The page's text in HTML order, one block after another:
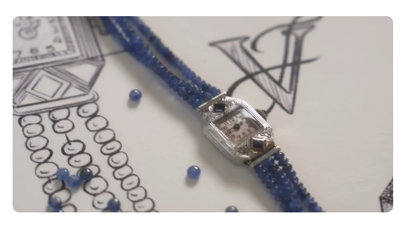
Если у вас есть вопрос,
свяжитесь с нами:
+7
Я даюсогласиена обработку персональных данных в порядке и на
условиях, указанных в Политике обработки персональных данных
Связаться